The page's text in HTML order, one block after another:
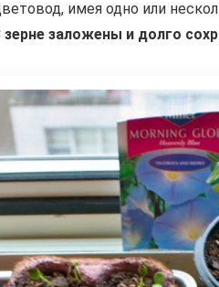
имея одно или
зерне заложены и долго